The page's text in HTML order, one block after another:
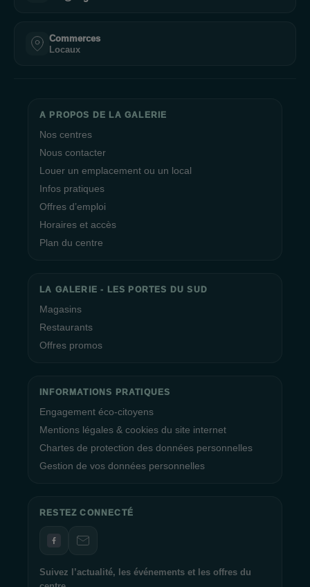
Commerces
Locaux
A PROPOS DE LA GALERIE
Nos centres
Nous contacter
Louer un emplacement ou un local
Infos pratiques
Offres d’emploi
Horaires et accès
Plan du centre
LA GALERIE - LES PORTES DU SUD
Magasins
Restaurants
Offres promos
INFORMATIONS PRATIQUES
Engagement éco-citoyens
Mentions légales & cookies du site internet
Chartes de protection des données personnelles
Gestion de vos données personnelles
RESTEZ CONNECTÉ
Suivez l’actualité, les événements et les offres du